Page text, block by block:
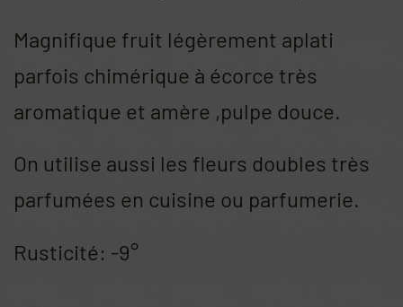
Magnifique fruit légèrement aplati
parfois chimérique à écorce très
aromatique et amère ,pulpe douce.
On utilise aussi les fleurs doubles très
parfumées en cuisine ou parfumerie.
Rusticité: -9°